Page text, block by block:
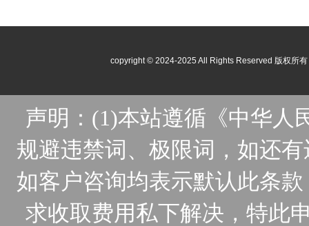
copyright © 2024-2025 All Rights Reserved 版权所
声明：(1)本站遵循《中华人
规避违禁词、极限词，如还
如客户咨询均表示默认此条
求收取费用私下解决，特此